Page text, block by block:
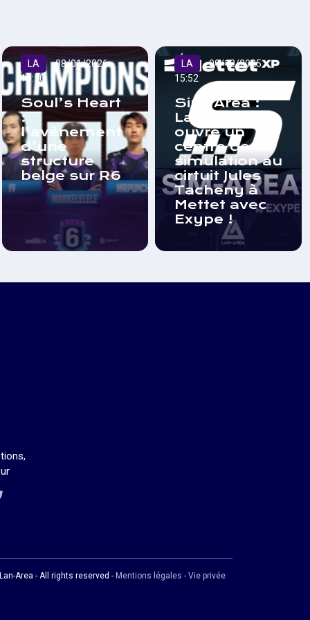
LA
08/01/2026
10:50
Soul’s Heart
:
l’avènement
d’une
structure
belge sur R6
LA
09/12/2025
15:52
Sim-Area :
Lan-Area
ouvre un
centre de
simulation au
cirtuit Jules
Tacheny à
Mettet avec
Exype !
Area - All rights reserved - Mentions légales - Vie privée